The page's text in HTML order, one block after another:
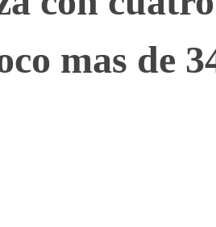
mas de